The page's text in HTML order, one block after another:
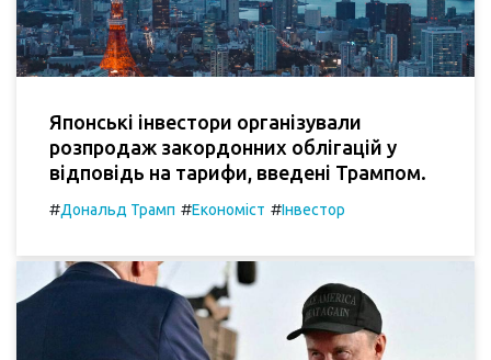
Японські інвестори організували
розпродаж закордонних облігацій у
відповідь на тарифи, введені Трампом.
#Дональд Трамп #Економіст #Інвестор